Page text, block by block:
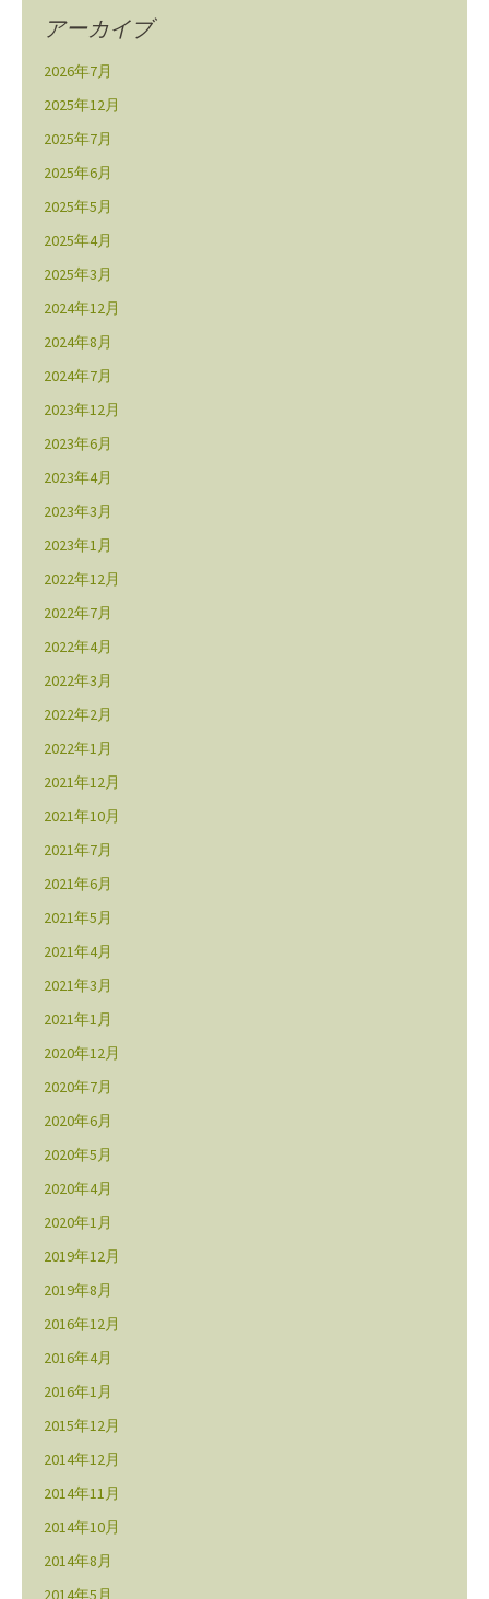
アーカイブ
2026年7月
2025年12月
2025年7月
2025年6月
2025年5月
2025年4月
2025年3月
2024年12月
2024年8月
2024年7月
2023年12月
2023年6月
2023年4月
2023年3月
2023年1月
2022年12月
2022年7月
2022年4月
2022年3月
2022年2月
2022年1月
2021年12月
2021年10月
2021年7月
2021年6月
2021年5月
2021年4月
2021年3月
2021年1月
2020年12月
2020年7月
2020年6月
2020年5月
2020年4月
2020年1月
2019年12月
2019年8月
2016年12月
2016年4月
2016年1月
2015年12月
2014年12月
2014年11月
2014年10月
2014年8月
2014年5月